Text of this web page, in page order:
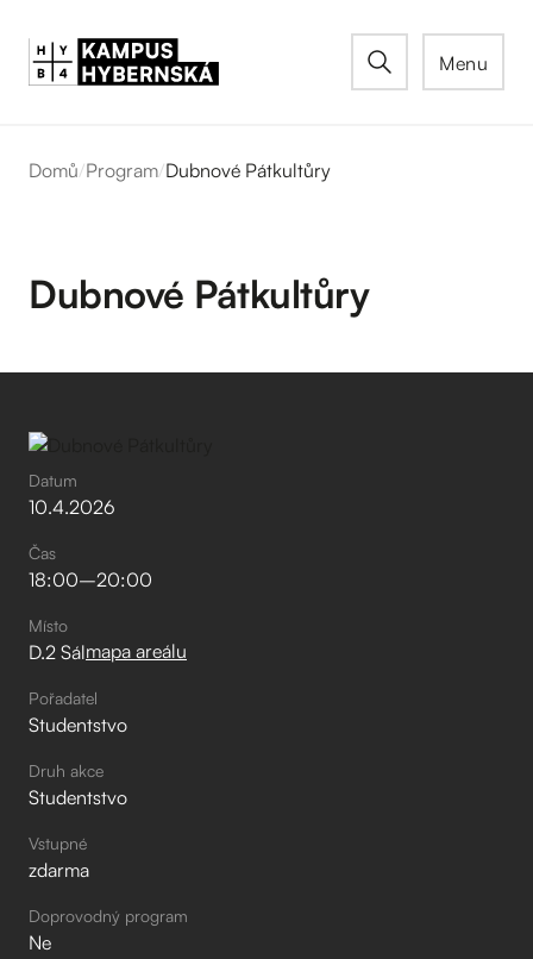
Menu
Domů/Program/Dubnové Pátkultůry
Dubnové Pátkultůry
Datum
10.4.2026
Čas
18:00–⁠20:00
Místo
D.2 Sálmapa areálu
Pořadatel
Studentstvo
Druh akce
Studentstvo
Vstupné
zdarma
Doprovodný program
Ne